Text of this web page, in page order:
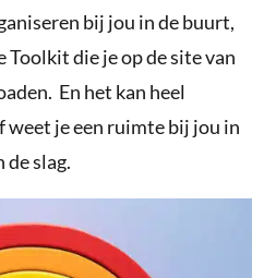
bij jou in de buurt,
Toolkit die je op de site van
En het kan heel
weet je een ruimte bij jou in
de slag.